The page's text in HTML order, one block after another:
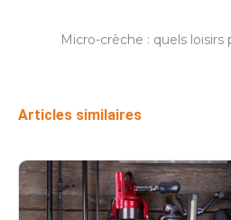
Articles similaires